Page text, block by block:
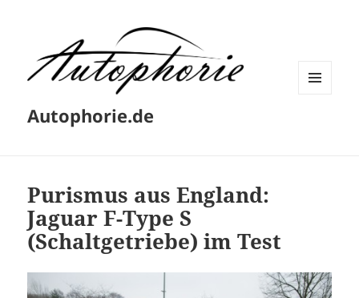
Autophorie.de
Purismus aus England:
Jaguar F-Type S
(Schaltgetriebe) im Test